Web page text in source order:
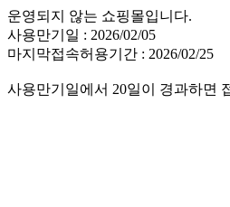
운영되지 않는 쇼핑몰입니다.
사용만기일 : 2026/02/05
마지막접속허용기간 : 2026/02/25
사용만기일에서 20일이 경과하면